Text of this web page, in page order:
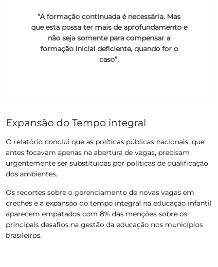
“A formação continuada é necessária. Mas
que esta possa ter mais de aprofundamento e
não seja somente para compensar a
formação inicial deficiente, quando for o
caso”.
Expansão do Tempo integral
O relatório conclui que as políticas públicas nacionais, que
antes focavam apenas na abertura de vagas, precisam
urgentemente ser substituídas por políticas de qualificação
dos ambientes.
Os recortes sobre o gerenciamento de novas vagas em
creches e a expansão do tempo integral na educação infantil
aparecem empatados com 8% das menções sobre os
principais desafios na gestão da educação nos municípios
brasileiros.